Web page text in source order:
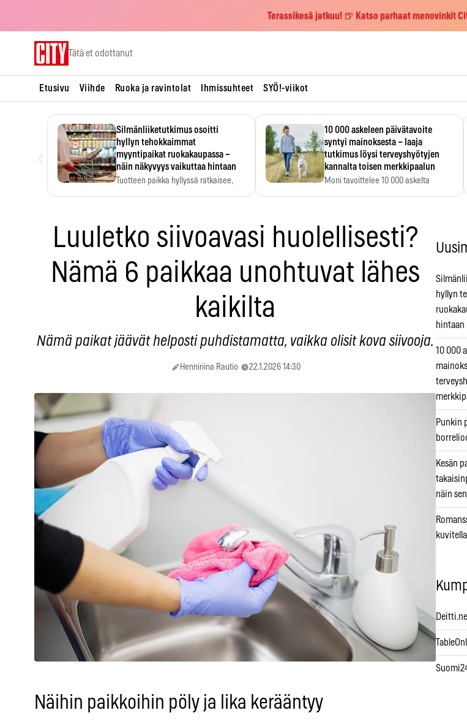
Terassikesä jatkuu! 🍺 Katso parhaat menovinkit
Tätä et odottanut
Etusivu Viihde Ruoka ja ravintolat Ihmissuhteet SYÖ!-viikot
Silmänliiketutkimus osoitti
hyllyn tehokkaimmat
myyntipaikat ruokakaupassa –
näin näkyvyys vaikuttaa hintaan
Tuotteen paikka hyllyssä ratkaisee,
10 000 askeleen päivätavoite
syntyi mainoksesta – laaja
tutkimus löysi terveyshyötyjen
kannalta toisen merkkipaalun
Moni tavoittelee 10 000 askelta
Luuletko siivoavasi huolellisesti?
Nämä 6 paikkaa unohtuvat lähes
kaikilta
Nämä paikat jäävät helposti puhdistamatta, vaikka olisit kova siivooja.
Henniriina Rautio 22.1.2026 14:30
Näihin paikkoihin pöly ja lika kerääntyy
hyllyn
hintaan
10 000
Punkin
Kesän
näin